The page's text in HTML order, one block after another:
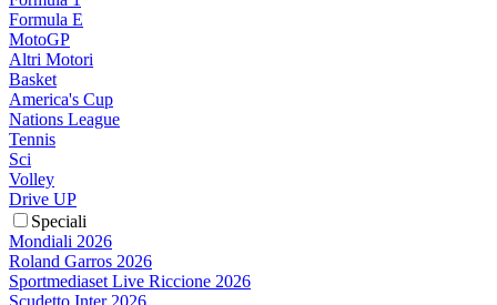
Formula E
MotoGP
Altri Motori
Basket
America's Cup
Nations League
Tennis
Sci
Volley
Drive UP
Speciali
Mondiali 2026
Roland Garros 2026
Sportmediaset Live Riccione 2026
Scudetto Inter 2026